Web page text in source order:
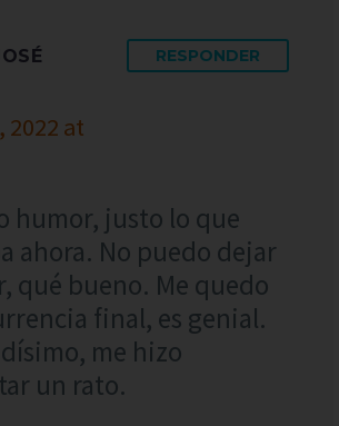
2022 at
RESPONDER
humor, justo lo que
ahora. No puedo dejar
qué bueno. Me quedo
final, es genial.
me hizo
un rato.